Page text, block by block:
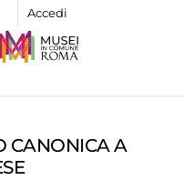
Accedi
CANONICA A